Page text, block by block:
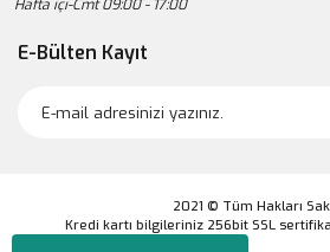
Hafta içi-Cmt 09:00 - 17:00
E-Bülten Kayıt
2021 © Tüm Hakları
Kredi kartı bilgileriniz 256bit SSL